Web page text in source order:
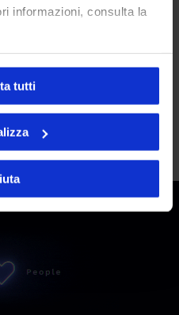
informazioni, consulta la
tutti
la possibilità a
godersi in modo
le passioni e gli